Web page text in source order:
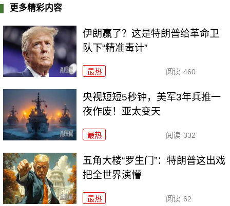
更多精彩内容
伊朗赢了？这是特朗普给革命卫
队下“精准毒计”
最热 阅读 460
央视短短5秒钟，美军3年兵推一
夜作废！亚太变天
最热 阅读 332
五角大楼“罗生门”：特朗普这出戏
把全世界演懵
最热 阅读 62